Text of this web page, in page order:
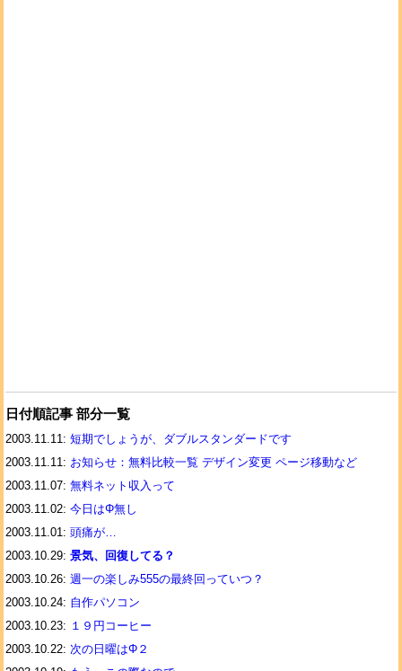
日付順記事 部分一覧
2003.11.11: 短期でしょうが、ダブルスタンダードです
2003.11.11: お知らせ：無料比較一覧 デザイン変更 ページ移動など
2003.11.07: 無料ネット収入って
2003.11.02: 今日はΦ無し
2003.11.01: 頭痛が…
2003.10.29: 景気、回復してる？
2003.10.26: 週一の楽しみ555の最終回っていつ？
2003.10.24: 自作パソコン
2003.10.23: １９円コーヒー
2003.10.22: 次の日曜はΦ２